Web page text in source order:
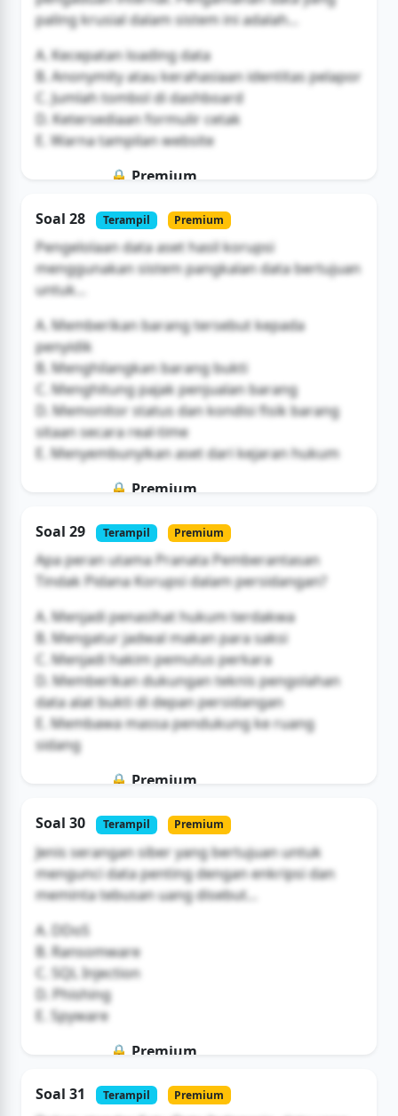
paling krusial dalam sistem ini adalah...
A. Kecepatan loading data
B. Anonymity atau kerahasiaan identitas pelapor
C. Jumlah tombol di dashboard
D. Ketersediaan formulir cetak
E. Warna tampilan website
🔒 Premium
Buka Akses
Soal 28 Terampil Premium
Pengelolaan data aset hasil korupsi
menggunakan sistem pangkalan data bertujuan
untuk...
A. Memberikan barang tersebut kepada
penyidik
B. Menghilangkan barang bukti
C. Menghitung pajak penjualan barang
D. Memonitor status dan kondisi fisik barang
sitaan secara real-time
E. Menyembunyikan aset dari kejaran hukum
🔒 Premium
Buka Akses
Soal 29 Terampil Premium
Apa peran utama Pranata Pemberantasan
Tindak Pidana Korupsi dalam persidangan?
A. Menjadi penasihat hukum terdakwa
B. Mengatur jadwal makan para saksi
C. Menjadi hakim pemutus perkara
D. Memberikan dukungan teknis pengolahan
data alat bukti di depan persidangan
E. Membawa massa pendukung ke ruang
sidang
🔒 Premium
Buka Akses
Soal 30 Terampil Premium
Jenis serangan siber yang bertujuan untuk
mengunci data penting dengan enkripsi dan
meminta tebusan uang disebut...
A. DDoS
B. Ransomware
C. SQL Injection
D. Phishing
E. Spyware
🔒 Premium
Buka Akses
Soal 31 Terampil Premium